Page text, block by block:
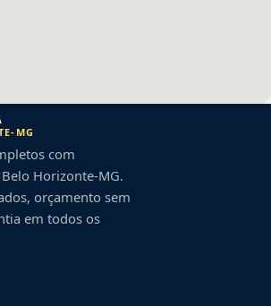
- MG
com
Belo Horizonte-MG.
orçamento sem
em todos os